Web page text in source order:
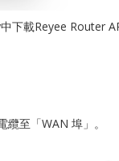
下載Reyee Router
至「WAN 埠」。